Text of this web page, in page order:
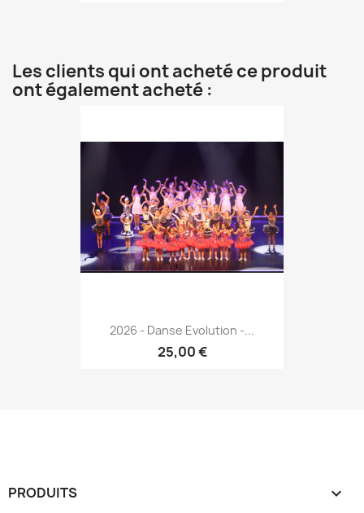
Les clients qui ont acheté ce produit
ont également acheté :
2026 - Danse Evolution -...
25,00 €
PRODUITS 